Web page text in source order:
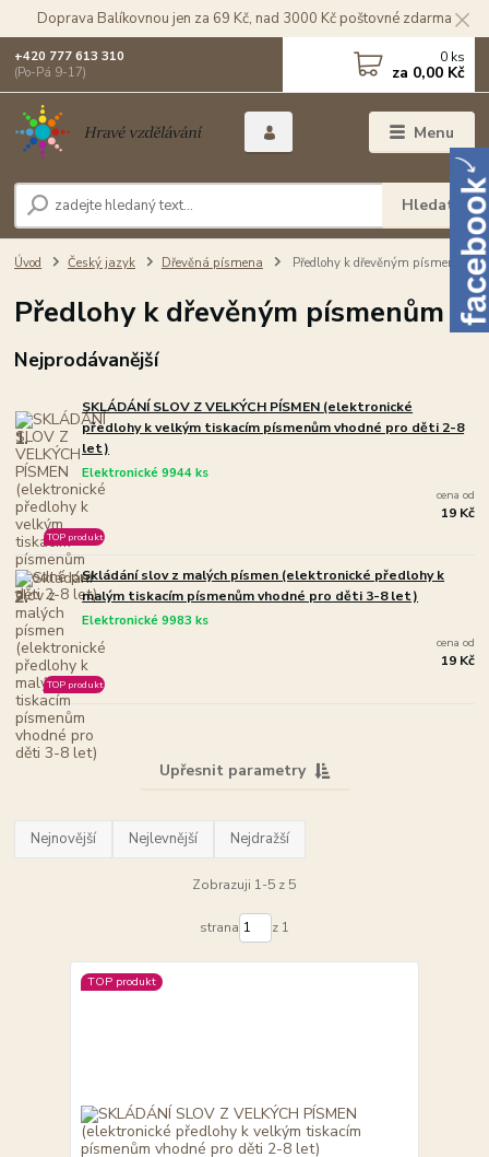
Doprava Balíkovnou jen za 69 Kč, nad 3000 Kč poštovné zdarma
Menu
Hledat
+420 777 613 310
(Po-Pá 9-17)
0 ks
za 0,00 Kč
Úvod Český jazyk Dřevěná písmena Předlohy k dřevěným písmenům
Předlohy k dřevěným písmenům
Nejprodávanější
1.
SKLÁDÁNÍ SLOV Z VELKÝCH PÍSMEN (elektronické
předlohy k velkým tiskacím písmenům vhodné pro děti 2-8
let)
Elektronické 9944 ks
TOP produkt
cena od
19 Kč
2.
Skládání slov z malých písmen (elektronické předlohy k
malým tiskacím písmenům vhodné pro děti 3-8 let)
Elektronické 9983 ks
TOP produkt
cena od
19 Kč
Upřesnit parametry
Nejnovější Nejlevnější Nejdražší
Zobrazuji 1-5 z 5
strana z 1
TOP produkt